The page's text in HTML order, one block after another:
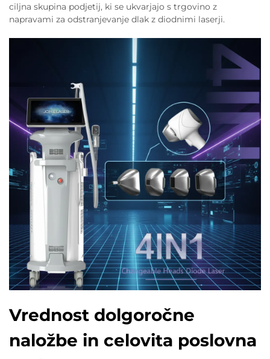
ciljna skupina podjetij, ki se ukvarjajo s trgovino z
napravami za odstranjevanje dlak z diodnimi laserji.
Vrednost dolgoročne
naložbe in celovita poslovna